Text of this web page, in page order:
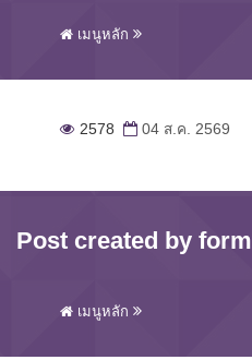
เมนูหลัก
2578 04 ส.ค. 2569
Post created by form
เมนูหลัก